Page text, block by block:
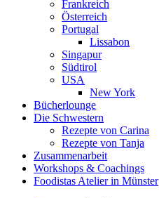
Frankreich
Österreich
Portugal
Lissabon
Singapur
Südtirol
USA
New York
Bücherlounge
Die Schwestern
Rezepte von Carina
Rezepte von Tanja
Zusammenarbeit
Workshops & Coachings
Foodistas Atelier in Münster